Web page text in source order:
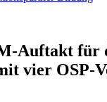
Auftakt für
vier OSP-